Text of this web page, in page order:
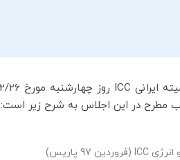
ایرانی ICC روز چهارشنبه مورخ 1397/02/26 ساعت 14 در سالن جلسات کمیته ایرانی اتاق بازرگانی بین‌المللی (
مطرح در این اجلاس به شرح زیر است:
ICC (فروردین 97 پاریس)